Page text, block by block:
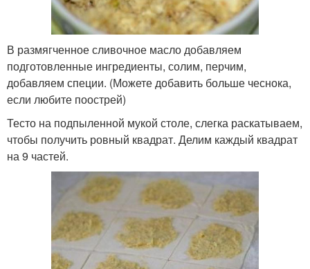
В размягченное сливочное масло добавляем
подготовленные ингредиенты, солим, перчим,
добавляем специи. (Можете добавить больше чеснока,
если любите поострей)
Тесто на подпыленной мукой столе, слегка раскатываем,
чтобы получить ровный квадрат. Делим каждый квадрат
на 9 частей.